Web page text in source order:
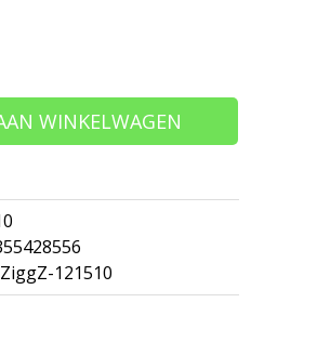
WINKELWAGEN
121510